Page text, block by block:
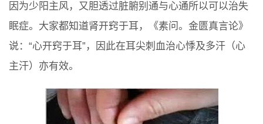
因为少阳主风，又胆透过脏腑别通与心通所以可以治失
眠症。大家都知道肾开窍于耳，《素问。金匮真言论》
说：“心开窍于耳”，因此在耳尖刺血治心悸及多汗（心
主汗）亦有效。